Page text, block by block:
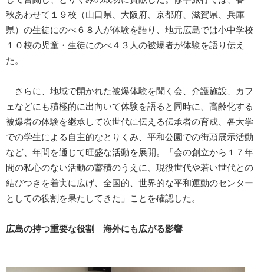
秋あわせて１９校（山口県、大阪府、京都府、滋賀県、兵庫
県）の生徒にのべ６８人が体験を語り、地元広島では小中学校
１０校の児童・生徒にのべ４３人の被爆者が体験を語り伝え
た。
さらに、地域で開かれた被爆体験を聞く会、介護施設、カフ
ェなどにも積極的に出向いて体験を語ると同時に、高齢化する
被爆者の体験を継承して次世代に伝える伝承者の育成、各大学
での学生による自主的なとりくみ、平和公園での街頭展示活動
など、年間を通じて旺盛な活動を展開。「会の創立から１７年
間の私心のない活動の蓄積のうえに、現役世代や若い世代との
結びつきを着実に広げ、全国的、世界的な平和運動のセンター
としての役割を果たしてきた」ことを確認した。
広島の持つ重要な役割 海外にも広がる影響